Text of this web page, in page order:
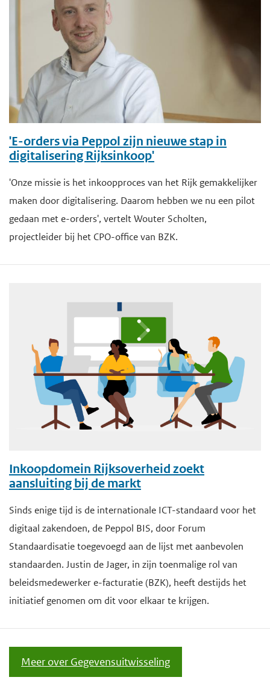
'E-orders via Peppol zijn nieuwe stap in
digitalisering Rijksinkoop'
'Onze missie is het inkoopproces van het Rijk gemakkelijker
maken door digitalisering. Daarom hebben we nu een pilot
gedaan met e-orders', vertelt Wouter Scholten,
projectleider bij het CPO-office van BZK.
Inkoopdomein Rijksoverheid zoekt
aansluiting bij de markt
Sinds enige tijd is de internationale ICT-standaard voor het
digitaal zakendoen, de Peppol BIS, door Forum
Standaardisatie toegevoegd aan de lijst met aanbevolen
standaarden. Justin de Jager, in zijn toenmalige rol van
beleidsmedewerker e-facturatie (BZK), heeft destijds het
initiatief genomen om dit voor elkaar te krijgen.
Meer over Gegevensuitwisseling